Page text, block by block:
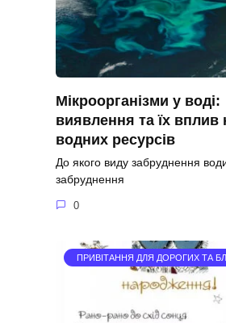
Мікроорганізми у воді:
виявлення та їх вплив
водних ресурсів
До якого виду забруднення
забруднення
0
ПРИВІТАННЯ ДЛЯ ДОРОГИХ ТА